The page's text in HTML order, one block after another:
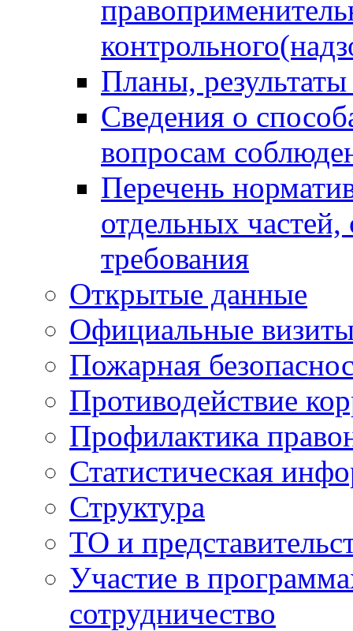
Планы,
Сведения о
вопросам
Перечень
отдельных
требования
Открытые данные
Официальные
Пожарная
Противодействие
Профилактика
Статистическая
Структура
ТО и
Участие в
сотрудничество